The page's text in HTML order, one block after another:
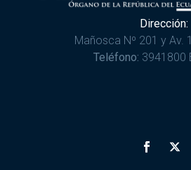
Dirección:
Mañosca Nº 201 y Av.
Teléfono: 3941800